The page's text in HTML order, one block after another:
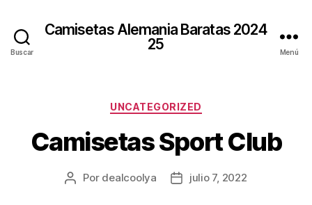
Buscar
Camisetas Alemania Baratas 2024
25
Menú
Categorías
UNCATEGORIZED
Camisetas Sport Club
Autor
Por dealcoolya
Fechajulio 7, 2022